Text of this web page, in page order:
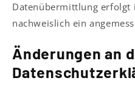
Datenübermittlung erfolgt
nachweislich ein
Änderungen an